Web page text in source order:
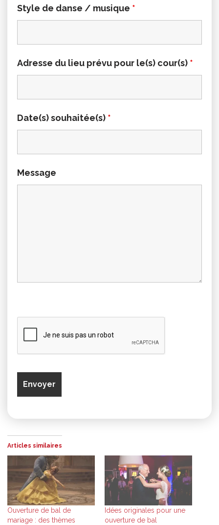
Style de danse / musique *
Adresse du lieu prévu pour le(s) cour(s) *
Date(s) souhaitée(s) *
Message
Articles similaires
Ouverture de bal de
mariage : des thèmes
Idées originales pour une
ouverture de bal